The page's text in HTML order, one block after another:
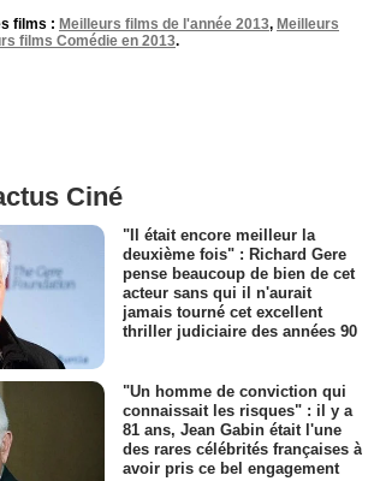
films : Meilleurs films de l'année 2013, Meilleurs
films Comédie en 2013.
Ciné
"Il était encore meilleur la
deuxième fois" : Richard Gere
pense beaucoup de bien de cet
acteur sans qui il n'aurait
jamais tourné cet excellent
thriller judiciaire des années 90
"Un homme de conviction qui
connaissait les risques" : il y a
81 ans, Jean Gabin était l'une
des rares célébrités françaises à
avoir pris ce bel engagement